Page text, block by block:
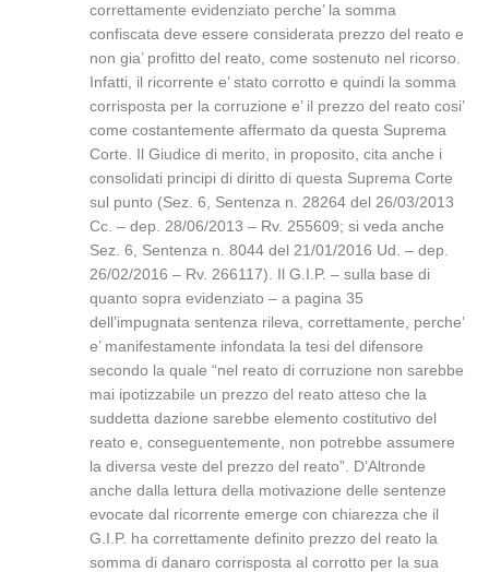
correttamente evidenziato perche’ la somma
confiscata deve essere considerata prezzo del reato e
non gia’ profitto del reato, come sostenuto nel ricorso.
Infatti, il ricorrente e’ stato corrotto e quindi la somma
corrisposta per la corruzione e’ il prezzo del reato cosi’
come costantemente affermato da questa Suprema
Corte. Il Giudice di merito, in proposito, cita anche i
consolidati principi di diritto di questa Suprema Corte
sul punto (Sez. 6, Sentenza n. 28264 del 26/03/2013
Cc. – dep. 28/06/2013 – Rv. 255609; si veda anche
Sez. 6, Sentenza n. 8044 del 21/01/2016 Ud. – dep.
26/02/2016 – Rv. 266117). Il G.I.P. – sulla base di
quanto sopra evidenziato – a pagina 35
dell’impugnata sentenza rileva, correttamente, perche’
e’ manifestamente infondata la tesi del difensore
secondo la quale “nel reato di corruzione non sarebbe
mai ipotizzabile un prezzo del reato atteso che la
suddetta dazione sarebbe elemento costitutivo del
reato e, conseguentemente, non potrebbe assumere
la diversa veste del prezzo del reato”. D’Altronde
anche dalla lettura della motivazione delle sentenze
evocate dal ricorrente emerge con chiarezza che il
G.I.P. ha correttamente definito prezzo del reato la
somma di danaro corrisposta al corrotto per la sua